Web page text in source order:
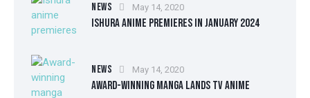
NEWS May 14, 2020
ISHURA ANIME PREMIERES IN JANUARY 2024
NEWS May 14, 2020
AWARD-WINNING MANGA LANDS TV ANIME